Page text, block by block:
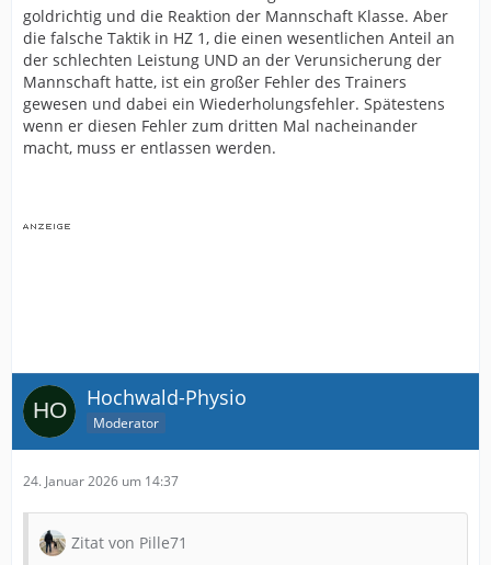
goldrichtig und die Reaktion der Mannschaft Klasse. Aber
die falsche Taktik in HZ 1, die einen wesentlichen Anteil an
der schlechten Leistung UND an der Verunsicherung der
Mannschaft hatte, ist ein großer Fehler des Trainers
gewesen und dabei ein Wiederholungsfehler. Spätestens
wenn er diesen Fehler zum dritten Mal nacheinander
macht, muss er entlassen werden.
Hochwald-Physio
Moderator
24. Januar 2026 um 14:37
Zitat von Pille71